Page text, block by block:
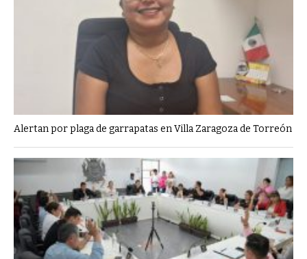
Alertan por plaga de garrapatas en Villa Zaragoza de Torreón